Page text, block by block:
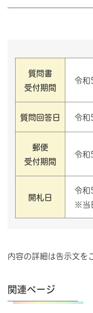
質問書
受付期間
令和
質問回答日 令和
郵便
受付期間
令和
開札日
令和
※当
内容の詳細は告示文を
関連ページ